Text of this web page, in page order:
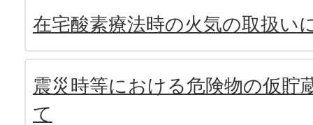
在宅酸素療法時の火気の取扱い
震災時等における危険物の仮貯
て